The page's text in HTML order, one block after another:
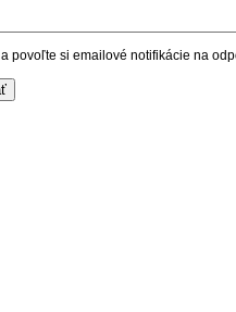
a povoľte si emailové notifikácie na